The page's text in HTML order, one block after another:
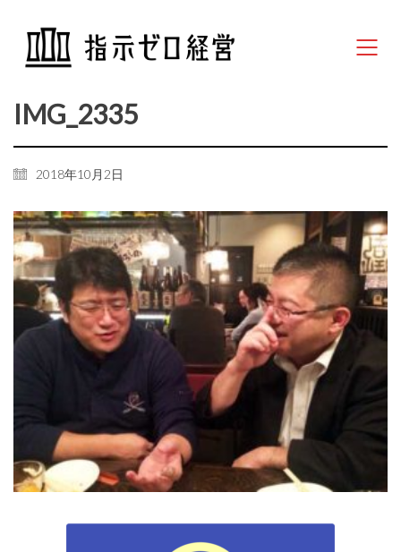
IMG_2335
2018年10月2日